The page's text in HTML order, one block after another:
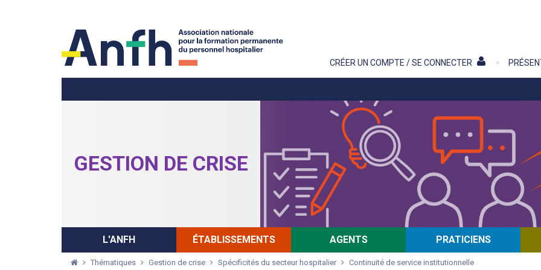
CRÉER UN COMPTE / SE CONNECTER
GESTION DE CRISE
L'ANFH ÉTABLISSEMENTS AGENTS PRATICIENS
Thématiques Gestion de crise Spécificités du secteur hospitalier Continuité de service institutionnelle